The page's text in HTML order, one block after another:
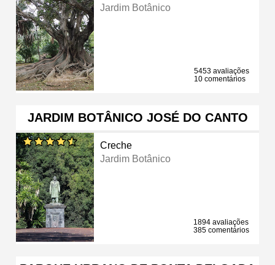
Jardim Botânico
5453 avaliações
10 comentários
JARDIM BOTÂNICO JOSÉ DO CANTO
Creche
Jardim Botânico
1894 avaliações
385 comentários